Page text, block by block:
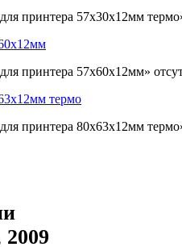
принтера 57х30х12мм
принтера 57х60х12мм»
термо
принтера 80х63х12мм
2009